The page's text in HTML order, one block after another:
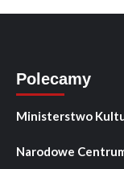
Polecamy
Ministerstwo
Narodowe